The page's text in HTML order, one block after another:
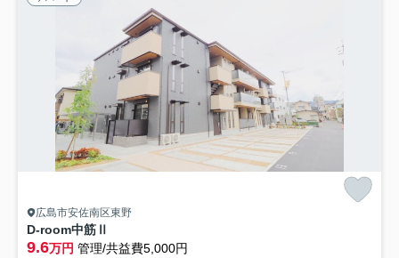
広島市安佐南区東野
D-room中筋Ⅱ
9.6万円 管理/共益費5,000円